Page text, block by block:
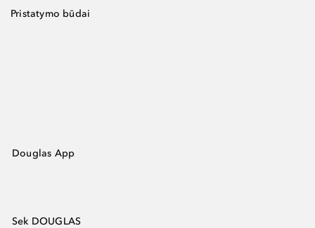
Pristatymo būdai
Douglas App
Sek DOUGLAS